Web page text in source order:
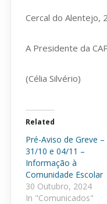
Cercal do Alentejo,
A Presidente da
(Célia Silvério)
Related
Pré-Aviso de Greve –
31/10 e 04/11 –
Informação à
Comunidade Escolar
30 Outubro, 2024
In "Comunicados"